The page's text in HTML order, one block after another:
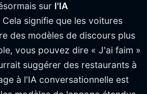
sur l'IA
Cela signifie que les voitures
des modèles de discours plus
vous pouvez dire « J'ai faim »
suggérer des restaurants à
à l'IA conversationnelle est